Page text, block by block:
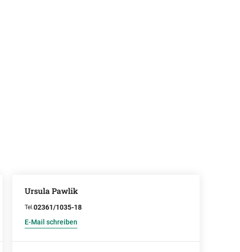
Ursula Pawlik
Tel.02361/1035-18
E-Mail schreiben